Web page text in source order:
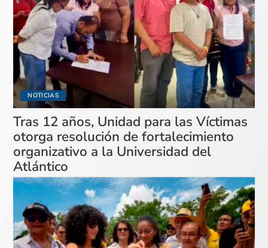
NOTICIAS
Tras 12 años, Unidad para las Víctimas
otorga resolución de fortalecimiento
organizativo a la Universidad del
Atlántico